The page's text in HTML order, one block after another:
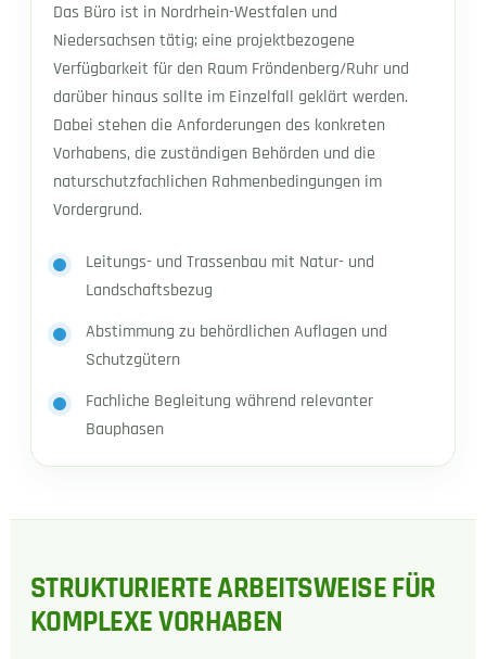
Das Büro ist in Nordrhein-Westfalen und
Niedersachsen tätig; eine projektbezogene
Verfügbarkeit für den Raum Fröndenberg/Ruhr und
darüber hinaus sollte im Einzelfall geklärt werden.
Dabei stehen die Anforderungen des konkreten
Vorhabens, die zuständigen Behörden und die
naturschutzfachlichen Rahmenbedingungen im
Vordergrund.
Leitungs- und Trassenbau mit Natur- und
Landschaftsbezug
Abstimmung zu behördlichen Auflagen und
Schutzgütern
Fachliche Begleitung während relevanter
Bauphasen
STRUKTURIERTE ARBEITSWEISE FÜR
KOMPLEXE VORHABEN